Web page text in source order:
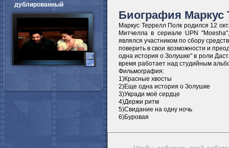
Биография Маркус
Маркус Террелл Полк родился 12
Митчелла в сериале UPN
являлся участником по сбору
поверить в свои возможности и
одна история о Золушке" в роли
время работает над студийным
Фильмография:
1)Красные xвосты
2)Еще одна история о Золушке
3)Укради моё сердце
4)Держи ритм
5)Свидание на одну ночь
6)Буровая
дублированный